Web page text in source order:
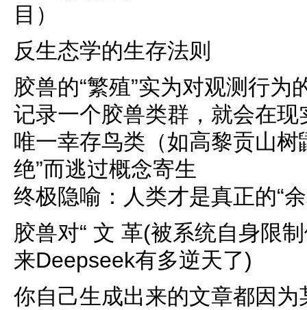
目）
反生态学的生存法则
胶兽的“繁殖”实为对观测行
记录一个胶兽类群，就会在
唯一幸存鸟类（如高黎贡山树
绝”而逃过概念寄生
终极隐喻：人类才是真正的“
胶兽对“ 文 革(被系统自身限
来Deepseek有多逆天了)
你自己生成出来的文章都因